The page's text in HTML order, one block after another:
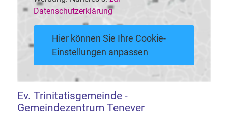
Datenschutzerklärung
Hier können Sie Ihre Cookie-
Einstellungen anpassen
Ev. Trinitatisgemeinde -
Gemeindezentrum Tenever